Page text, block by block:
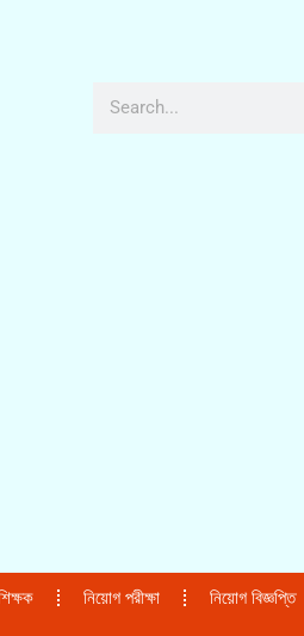
নিয়োগ পরীক্ষা নিয়োগ বিজ্ঞপ্তি